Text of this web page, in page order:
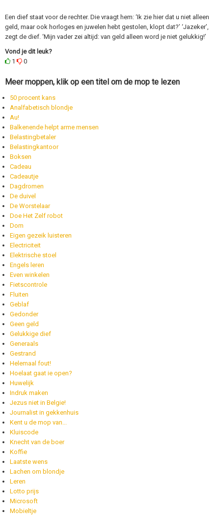
Een dief staat voor de rechter. Die vraagt hem: ‘Ik zie hier dat u niet alleen
geld, maar ook horloges en juwelen hebt gestolen, klopt dat?’ ‘Jazeker’,
zegt de dief. ‘Mijn vader zei altijd: van geld alleen word je niet gelukkig!’
Vond je dit leuk?
1
0
Meer moppen, klik op een titel om de mop te lezen
50 procent kans
Analfabetisch blondje
Au!
Balkenende helpt arme mensen
Belastingbetaler
Belastingkantoor
Boksen
Cadeau
Cadeautje
Dagdromen
De duivel
De Worstelaar
Doe Het Zelf robot
Dom
Eigen gezeik luisteren
Electriciteit
Elektrische stoel
Engels leren
Even winkelen
Fietscontrole
Fluiten
Geblaf
Gedonder
Geen geld
Gelukkige dief
Generaals
Gestrand
Helemaal fout!
Hoelaat gaat ie open?
Huwelijk
Indruk maken
Jezus niet in Belgie!
Journalist in gekkenhuis
Kent u de mop van...
Kluiscode
Knecht van de boer
Koffie
Laatste wens
Lachen om blondje
Leren
Lotto prijs
Microsoft
Mobieltje